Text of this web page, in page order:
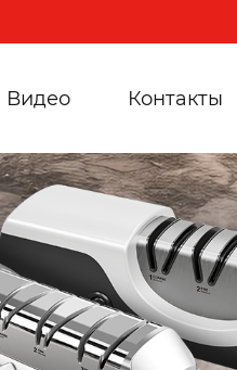
Видео Контакты